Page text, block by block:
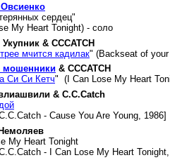
сердец"
My Heart Tonight) - соло
& CCCATCH
мчится кадилак" (Backseat of
мошенники & CCCATCH
Си Си Кетч" (I Can Lose My Heart
& C.C.Catch
- Cause You Are Young, 1986]
My Heart Tonight
- I Can Lose My Heart